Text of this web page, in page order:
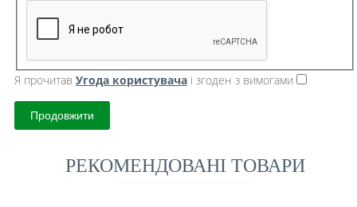
Я прочитав Угода користувача і згоден з вимогами
Продовжити
РЕКОМЕНДОВАНІ ТОВАРИ